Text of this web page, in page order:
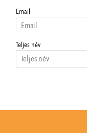
Email
Teljes név